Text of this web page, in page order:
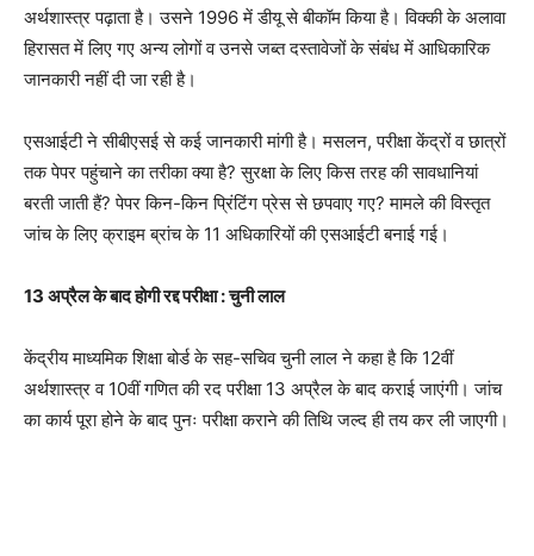
अर्थशास्त्र पढ़ाता है। उसने 1996 में डीयू से बीकॉम किया है। विक्की के अलावा
हिरासत में लिए गए अन्य लोगों व उनसे जब्त दस्तावेजों के संबंध में आधिकारिक
जानकारी नहीं दी जा रही है।
एसआईटी ने सीबीएसई से कई जानकारी मांगी है। मसलन, परीक्षा केंद्रों व छात्रों
तक पेपर पहुंचाने का तरीका क्या है? सुरक्षा के लिए किस तरह की सावधानियां
बरती जाती हैं? पेपर किन-किन प्रिंटिंग प्रेस से छपवाए गए? मामले की विस्तृत
जांच के लिए क्राइम ब्रांच के 11 अधिकारियों की एसआईटी बनाई गई।
13 अप्रैल के बाद होगी रद्द परीक्षा : चुनी लाल
केंद्रीय माध्यमिक शिक्षा बोर्ड के सह-सचिव चुनी लाल ने कहा है कि 12वीं
अर्थशास्त्र व 10वीं गणित की रद परीक्षा 13 अप्रैल के बाद कराई जाएंगी। जांच
का कार्य पूरा होने के बाद पुनः परीक्षा कराने की तिथि जल्द ही तय कर ली जाएगी।